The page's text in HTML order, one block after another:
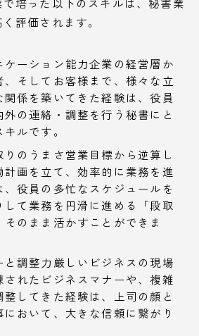
評価されます。
ケーション能力企業の経営層か
、そしてお客様まで、様々な立
関係を築いてきた経験は、役員
外の連絡・調整を行う秘書にと
ルです。
りのうまさ営業目標から逆算し
計画を立て、効率的に業務を進
、役員の多忙なスケジュールを
て業務を円滑に進める「段取
そのまま活かすことができま
と調整力厳しいビジネスの現場
されたビジネスマナーや、複雑
整してきた経験は、上司の顔と
において、大きな信頼に繋がり